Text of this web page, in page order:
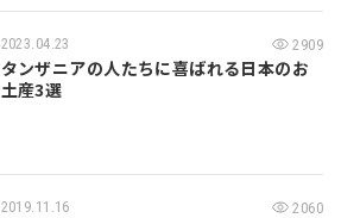
2023.04.23 2909
タンザニアの人たちに喜ばれる日本のお
土産3選
2019.11.16 2060